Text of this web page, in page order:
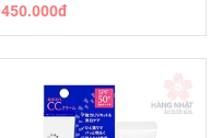
WHITE C CLEAR
450.000đ